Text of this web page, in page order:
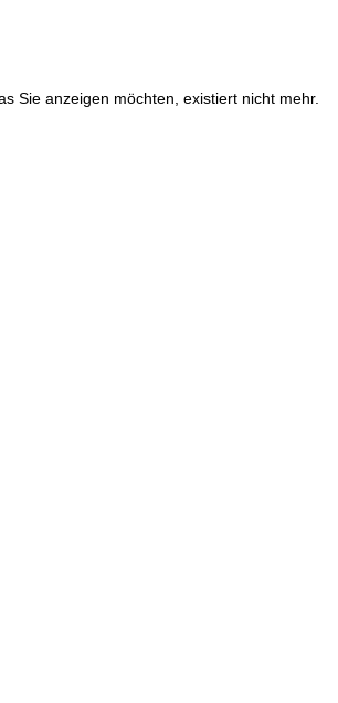
Sie anzeigen möchten, existiert nicht mehr.